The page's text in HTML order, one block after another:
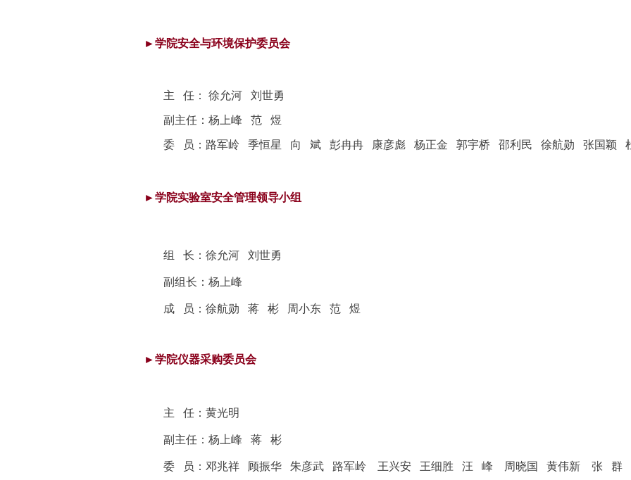
►学院安全与环境保护委员会
主 任： 徐允河 刘世勇
副主任：杨上峰 范 煜
委 员：路军岭 季恒星 向 斌 彭冉冉 康彦彪 杨正金 郭宇桥 邵利民 徐航勋 张国颖
►学院实验室安全管理领导小组
组 长：徐允河 刘世勇
副组长：杨上峰
成 员：徐航勋 蒋 彬 周小东 范 煜
►学院仪器采购委员会
主 任：黄光明
副主任：杨上峰 蒋 彬
委 员：邓兆祥 顾振华 朱彦武 路军岭 王兴安 王细胜 汪 峰 周晓国 黄伟新 张 群